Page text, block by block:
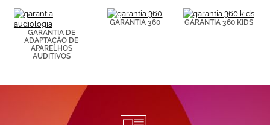
Cookies.
GARANTIA DE
ADAPTAÇÃO DE
APARELHOS
AUDITIVOS
GARANTIA 360 GARANTIA 360 KIDS